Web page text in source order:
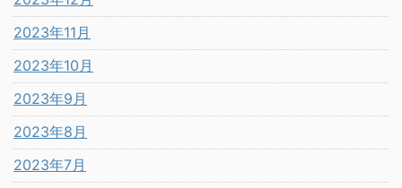
2023年11月
2023年10月
2023年9月
2023年8月
2023年7月